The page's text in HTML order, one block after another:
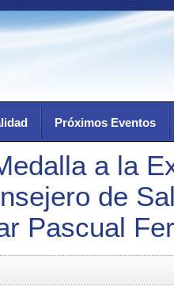
Próximos Eventos
a la
de
Pascual